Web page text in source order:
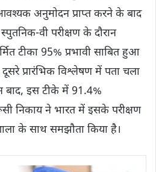
अनुमोदन प्राप्त करने के बाद
वी परीक्षण के दौरान
टीका 95% प्रभावी साबित हुआ
प्रारंभिक विश्लेषण में पता चला
बाद, इस टीके में 91.4%
निकाय ने भारत में इसके परीक्षण
के साथ समझौता किया है।